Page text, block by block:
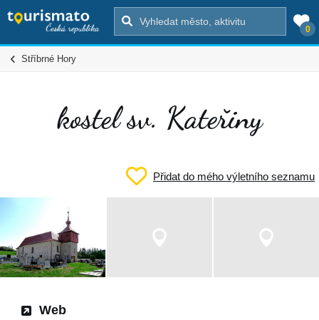
0
Stříbrné Hory
kostel sv. Kateřiny
Přidat do mého výletního seznamu
Web